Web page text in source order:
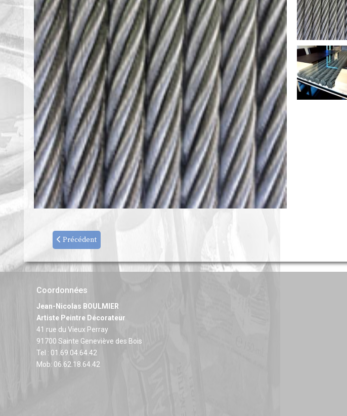
Précédent
Coordonnées
Jean-Nicolas BOULMIER
Artiste Peintre Décorateur
41 rue du Vieux Perray
91700 Sainte Geneviève des Bois
Tel : 01.69.04.64.42
Mob: 06.62.18.64.42